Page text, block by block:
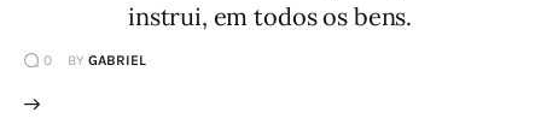
instrui, em todos os bens.
0 BY GABRIEL